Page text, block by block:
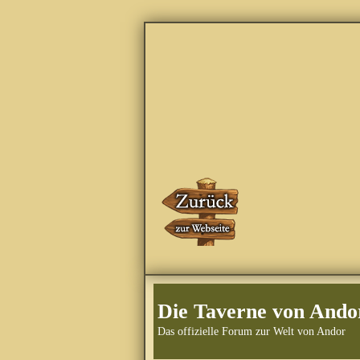
Die Taverne von
Das offizielle Forum zur Welt von Andor